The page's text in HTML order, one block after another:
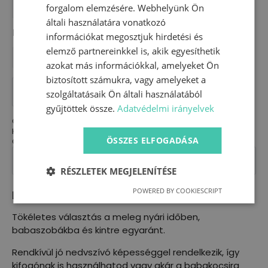
Méret
70x100 cm 100x100 cm 140x140 cm
mennyiség
KOSÁRBA TESZEM
Cikkszám:
Kategória:
Címke:
Leírás
Tökéletes választás a meleg nyári időben,
babaszobákba és kintre egyaránt.
Rendkívül jó nedvszívó képességgel rendelkezik, így
kifogónak is használhatod vagy akár a babakocsira
forgalom elemzésére. Webhelyünk Ön
általi használatára vonatkozó
információkat megosztjuk hirdetési és
elemző partnereinkkel is, akik egyesíthetik
azokat más információkkal, amelyeket Ön
biztosított számukra, vagy amelyeket a
szolgáltatásaik Ön általi használatából
gyűjtöttek össze.Adatvédelmi irányelvek
ÖSSZES ELFOGADÁSA
RÉSZLETEK MEGJELENÍTÉSE
POWERED BY COOKIESCRIPT